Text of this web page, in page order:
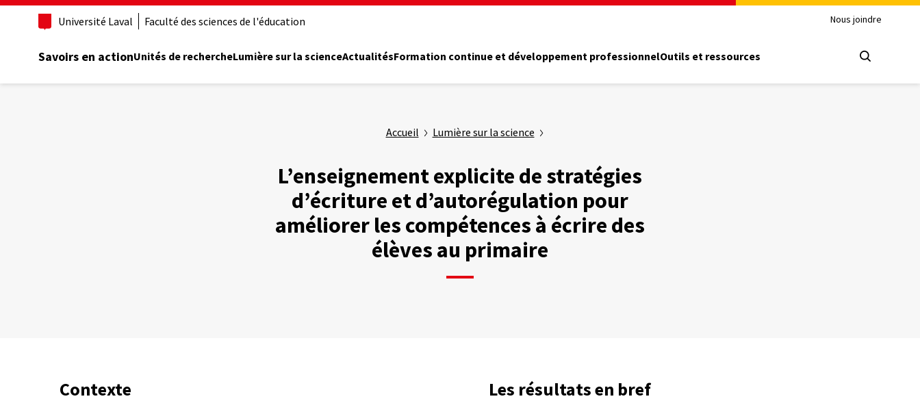
Aller
principal
Université Laval Faculté des sciences de l'éducation Nous joindre
Savoirs en actionUnités de rechercheLumière sur la scienceActualitésFormation continue et développement professionnelOutils et ressources
Accueil Lumière sur la science
L’enseignement explicite de stratégies
d’écriture et d’autorégulation pour
améliorer les compétences à écrire des
élèves au primaire
Contexte Les résultats en bref